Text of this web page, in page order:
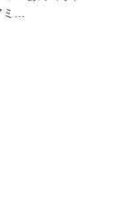
ミ...